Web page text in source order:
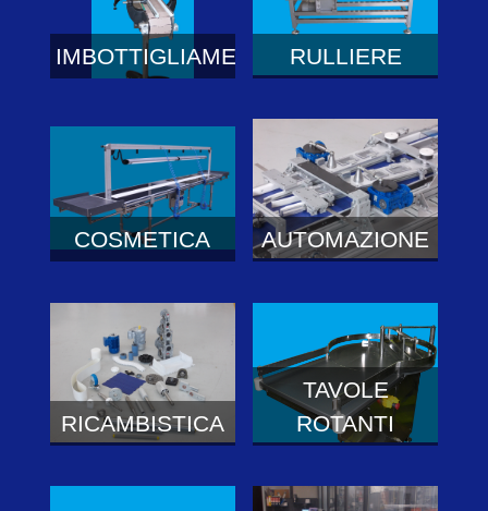
IMBOTTIGLIAMENTO RULLIERE
COSMETICA AUTOMAZIONE
RICAMBISTICA
TAVOLE
ROTANTI